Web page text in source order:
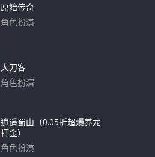
原始传奇
角色扮演
大刀客
角色扮演
逍遥蜀山（0.05折超爆养龙
打金）
角色扮演